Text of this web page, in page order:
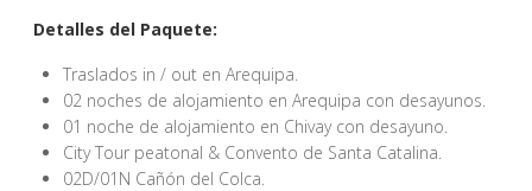
Detalles del Paquete:
Traslados in / out en Arequipa.
02 noches de alojamiento en Arequipa con desayunos.
01 noche de alojamiento en Chivay con desayuno.
City Tour peatonal & Convento de Santa Catalina.
02D/01N Cañón del Colca.